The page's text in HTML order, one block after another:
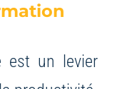
est un levier